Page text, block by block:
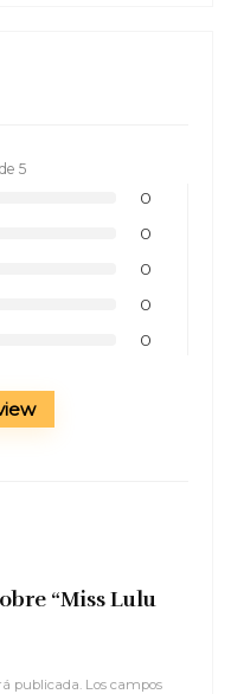
5
0
0
0
0
0
“Miss Lulu
publicada. Los campos